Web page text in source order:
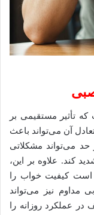
تأثیر مستقیمی بر
آن می‌تواند باعث
می‌تواند مشکلاتی
کند. علاوه بر این،
کیفیت خواب را
نیز می‌تواند
عملکرد روزانه را